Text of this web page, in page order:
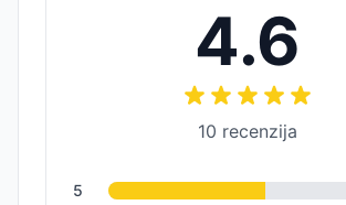
4.6
10 recenzija
5